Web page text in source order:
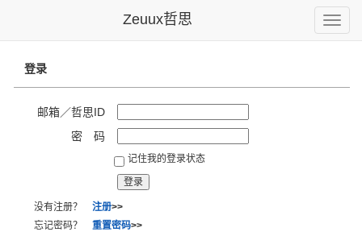
Toggle
Zeuux哲思
登录
邮箱／哲思ID
密 码
记住我的登录状态
没有注册？ 注册>>
忘记密码？ 重置密码>>